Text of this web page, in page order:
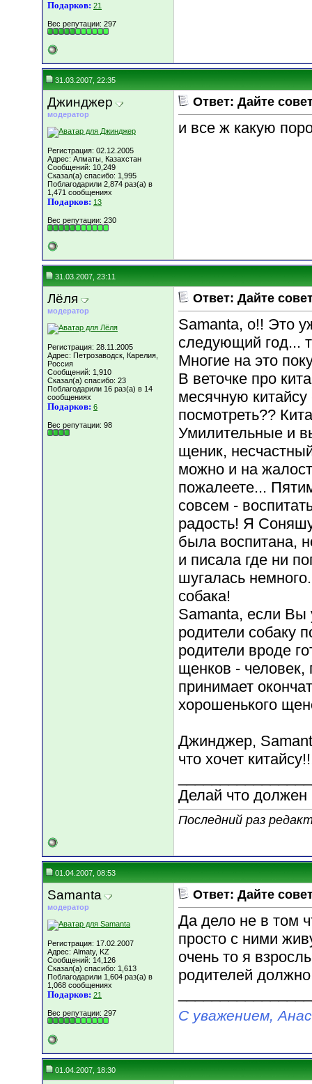
Подарков: 21
Вес репутации: 297
31.03.2007, 22:35
Джинджер
модератор
Регистрация: 02.12.2005
Адрес: Алматы, Казахстан
Сообщений: 10,249
Сказал(а) спасибо: 1,995
Поблагодарили 2,874 раз(а) в
1,471 сообщениях
Подарков: 13
Вес репутации: 230
Ответ: Дайте
и все ж какую
31.03.2007, 23:11
Лёля
модератор
Регистрация: 28.11.2005
Адрес: Петрозаводск, Карелия,
Россия
Сообщений: 1,910
Сказал(а) спасибо: 23
Поблагодарили 16 раз(а) в 14
сообщениях
Подарков: 6
Вес репутации: 98
Ответ: Дайте
Samanta, о!! Это
следующий год...
Многие на это
В веточке про
месячную китайсу
посмотреть??
Умилительные и
щеник,
можно и на
пожалеете...
совсем -
радость! Я
была воспитана,
и писала где ни
шугалась
собака!
Samanta, если Вы
родители собаку
родители вроде
щенков - человек,
принимает
хорошенького
Джинджер,
что хочет
Делай что должен
Последний раз
01.04.2007, 08:53
Samanta
модератор
Регистрация: 17.02.2007
Адрес: Almaty, KZ
Сообщений: 14,126
Сказал(а) спасибо: 1,613
Поблагодарили 1,604 раз(а) в
1,068 сообщениях
Подарков: 21
Вес репутации: 297
Ответ: Дайте
Да дело не в том
просто с ними
очень то я
родителей должно
С уважением,
01.04.2007, 18:30